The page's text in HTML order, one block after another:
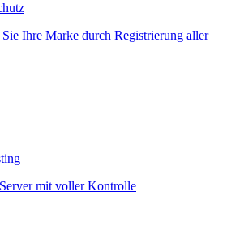
Sie Ihre Marke durch Registrierung aller
mit voller Kontrolle